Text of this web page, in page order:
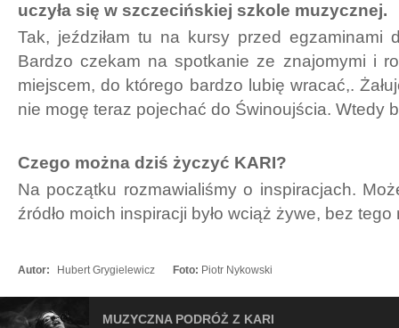
uczyła się w szczecińskiej szkole muzycznej.
Tak, jeździłam tu na kursy przed egzaminami
Bardzo czekam na spotkanie ze znajomymi i
miejscem, do którego bardzo lubię wracać,.
nie mogę teraz pojechać do Świnoujścia. Wtedy
Czego można dziś życzyć KARI?
Na początku rozmawialiśmy o inspiracjach.
źródło moich inspiracji było wciąż żywe, bez
Autor: Hubert Grygielewicz Foto: Piotr Nykowski
MUZYCZNA PODRÓŻ Z KARI